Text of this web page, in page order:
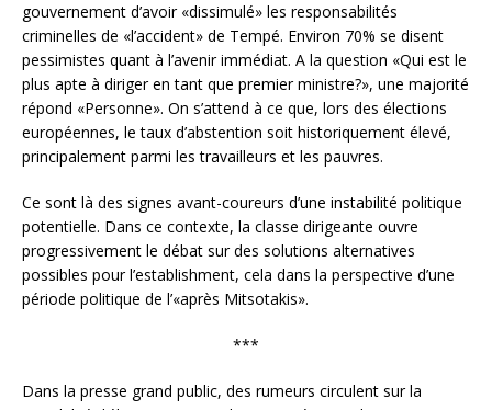
gouvernement d’avoir «dissimulé» les responsabilités
criminelles de «l’accident» de Tempé. Environ 70% se disent
pessimistes quant à l’avenir immédiat. A la question «Qui est le
plus apte à diriger en tant que premier ministre?», une majorité
répond «Personne». On s’attend à ce que, lors des élections
européennes, le taux d’abstention soit historiquement élevé,
principalement parmi les travailleurs et les pauvres.
Ce sont là des signes avant-coureurs d’une instabilité politique
potentielle. Dans ce contexte, la classe dirigeante ouvre
progressivement le débat sur des solutions alternatives
possibles pour l’establishment, cela dans la perspective d’une
période politique de l’«après Mitsotakis».
***
Dans la presse grand public, des rumeurs circulent sur la